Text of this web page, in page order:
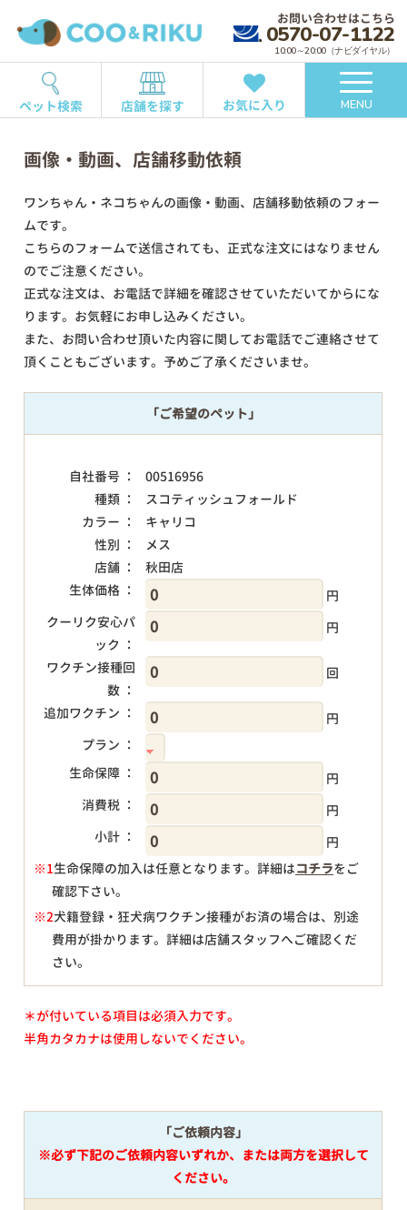
お問い合わせはこちら
0570-07-1122
10:00～20:00（ナビダイヤル）
ペット検索 店舗を探す お気に入り MENU
画像・動画、店舗移動依頼
ワンちゃん・ネコちゃんの画像・動画、店舗移動依頼のフォー
ムです。
こちらのフォームで送信されても、正式な注文にはなりません
のでご注意ください。
正式な注文は、お電話で詳細を確認させていただいてからにな
ります。お気軽にお申し込みください。
また、お問い合わせ頂いた内容に関してお電話でご連絡させて
頂くこともございます。予めご了承くださいませ。
「ご希望のペット」
自社番号 ：
00516956
種類 ：
スコティッシュフォールド
カラー ：
キャリコ
性別 ：
メス
店舗 ：
秋田店
生体価格 ：
円
クーリク安心パ
ック ：
円
ワクチン接種回
数 ：
回
追加ワクチン ：
円
プラン ：
生命保障 ：
円
消費税 ：
円
小計 ：
円
※1生命保障の加入は任意となります。詳細はコチラをご
確認下さい。
※2犬籍登録・狂犬病ワクチン接種がお済の場合は、別途
費用が掛かります。詳細は店舗スタッフへご確認くだ
さい。
＊が付いている項目は必須入力です。
半角カタカナは使用しないでください。
「ご依頼内容」
※必ず下記のご依頼内容いずれか、または両方を選択して
ください。